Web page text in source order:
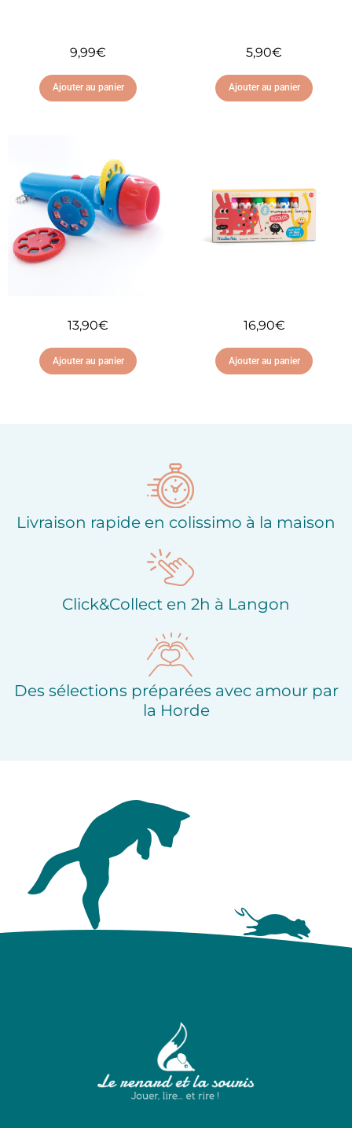
9,99€
Ajouter au panier
Ajouter à ma liste
d'envies
5,90€
Ajouter au panier
13,90€
Ajouter au panier
16,90€
Ajouter au panier
Livraison rapide en colissimo à la maison
Click&Collect en 2h à Langon
Des sélections préparées avec amour par
la Horde